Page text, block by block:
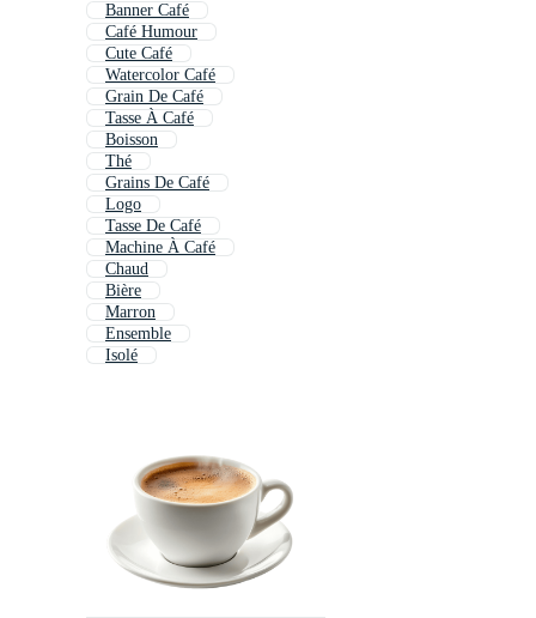
Banner Café
Café Humour
Cute Café
Watercolor Café
Grain De Café
Tasse À Café
Boisson
Thé
Grains De Café
Logo
Tasse De Café
Machine À Café
Chaud
Bière
Marron
Ensemble
Isolé